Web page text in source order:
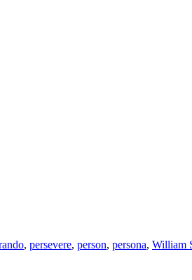
, persevere, person, persona, William